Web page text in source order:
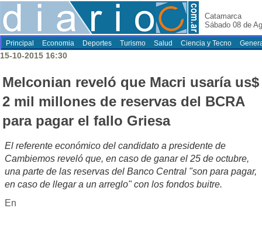
Catamarca
Sábado 08 de
Principal Economia Deportes Turismo Salud Ciencia y Tecno
15-10-2015 16:30
Melconian reveló que Macri usaría us$
2 mil millones de reservas del BCRA
para pagar el fallo Griesa
El referente económico del candidato a presidente de
Cambiemos reveló que, en caso de ganar el 25 de octubre,
una parte de las reservas del Banco Central "son para pagar,
en caso de llegar a un arreglo" con los fondos buitre.
En